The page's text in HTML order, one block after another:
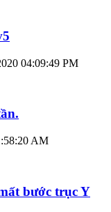
04:09:49 PM
AM
bước trục Y